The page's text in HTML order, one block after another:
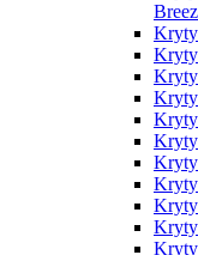
Kryty
Kryty
Kryty
Kryty
Kryty